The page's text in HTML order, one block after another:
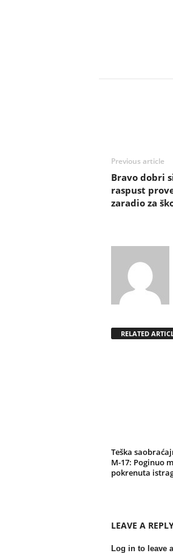
Previous article
Bravo dobri
raspust
zaradio za
RELATED
Teška
M-17: Poginuo
pokrenuta
LEAVE A
Log in to leave